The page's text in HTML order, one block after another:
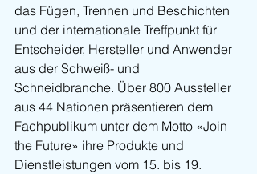
das Fügen, Trennen und Beschichten
und der internationale Treffpunkt für
Entscheider, Hersteller und Anwender
aus der Schweiß- und
Schneidbranche. Über 800 Aussteller
aus 44 Nationen präsentieren dem
Fachpublikum unter dem Motto «Join
the Future» ihre Produkte und
Dienstleistungen vom 15. bis 19.